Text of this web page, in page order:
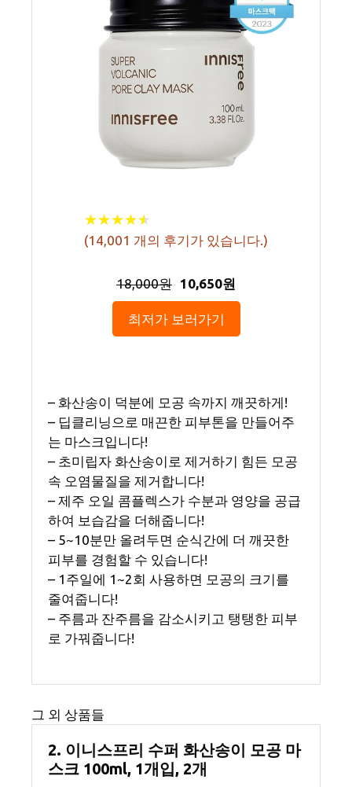
★★★★★
★★★★★
(14,001 개의 후기가 있습니다.)
18,000원 10,650원
최저가 보러가기
– 화산송이 덕분에 모공 속까지 깨끗하게!
– 딥클리닝으로 매끈한 피부톤을 만들어주
는 마스크입니다!
– 초미립자 화산송이로 제거하기 힘든 모공
속 오염물질을 제거합니다!
– 제주 오일 콤플렉스가 수분과 영양을 공급
하여 보습감을 더해줍니다!
– 5~10분만 올려두면 순식간에 더 깨끗한
피부를 경험할 수 있습니다!
– 1주일에 1~2회 사용하면 모공의 크기를
줄여줍니다!
– 주름과 잔주름을 감소시키고 탱탱한 피부
로 가꿔줍니다!
그 외 상품들
2. 이니스프리 수퍼 화산송이 모공 마
스크 100ml, 1개입, 2개